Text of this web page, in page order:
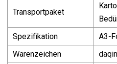
Transportpaket
Spezifikation
A3-
Warenzeichen
daqin